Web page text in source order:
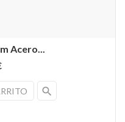
Acero...
search